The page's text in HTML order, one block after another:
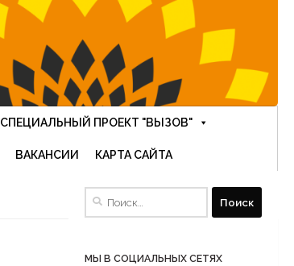
СПЕЦИАЛЬНЫЙ ПРОЕКТ "ВЫЗОВ"
ВАКАНСИИ КАРТА САЙТА
Найти:
МЫ В СОЦИАЛЬНЫХ СЕТЯХ